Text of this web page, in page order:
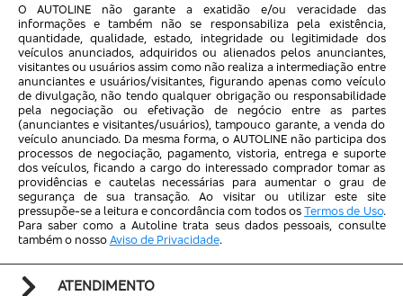
O AUTOLINE não garante a exatidão e/ou veracidade das
informações e também não se responsabiliza pela existência,
quantidade, qualidade, estado, integridade ou legitimidade dos
veículos anunciados, adquiridos ou alienados pelos anunciantes,
visitantes ou usuários assim como não realiza a intermediação entre
anunciantes e usuários/visitantes, figurando apenas como veículo
de divulgação, não tendo qualquer obrigação ou responsabilidade
pela negociação ou efetivação de negócio entre as partes
(anunciantes e visitantes/usuários), tampouco garante, a venda do
veículo anunciado. Da mesma forma, o AUTOLINE não participa dos
processos de negociação, pagamento, vistoria, entrega e suporte
dos veículos, ficando a cargo do interessado comprador tomar as
providências e cautelas necessárias para aumentar o grau de
segurança de sua transação. Ao visitar ou utilizar este site
pressupõe-se a leitura e concordância com todos osTermos de Uso.
Para saber como a Autoline trata seus dados pessoais, consulte
também o nossoAviso de Privacidade.
ATENDIMENTO